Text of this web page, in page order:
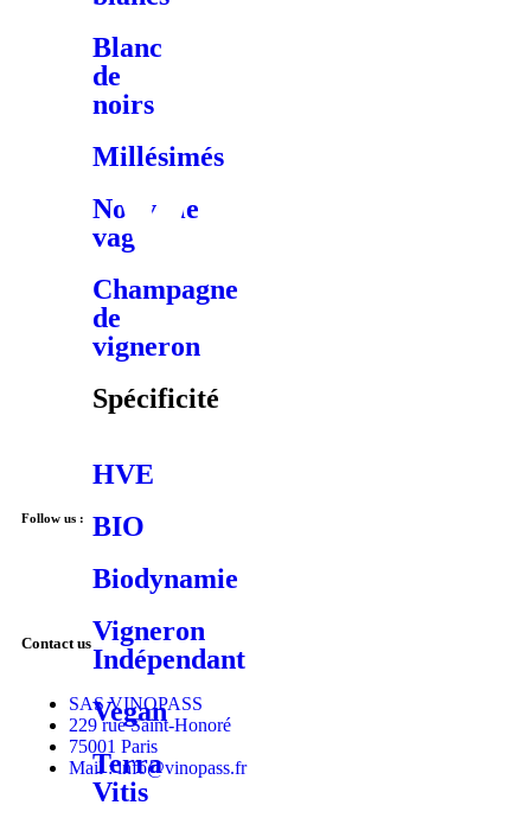
Blanc
de
noirs
Millésimés
Nouvelle
vague
Champagne
de
vigneron
Spécificité
HVE
BIO
Biodynamie
Vigneron
Indépendant
Vegan
Terra
Vitis
Follow us :
Contact us
SAS VINOPASS
229 rue Saint-Honoré
75001 Paris
Mail : info@vinopass.fr